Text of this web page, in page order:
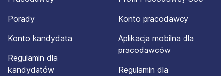
Porady
Konto kandydata
Regulamin dla
kandydatów
Konto pracodawcy
Aplikacja mobilna dla
pracodawców
Regulamin dla